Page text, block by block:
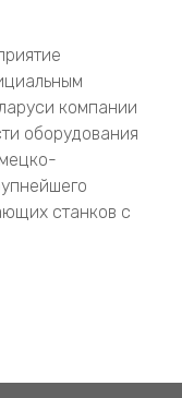
компании
оборудования
станков с